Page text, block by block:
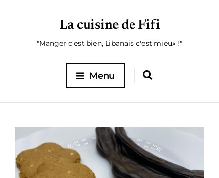
La cuisine de Fifi
"Manger c'est bien, Libanais c'est mieux !"
Menu